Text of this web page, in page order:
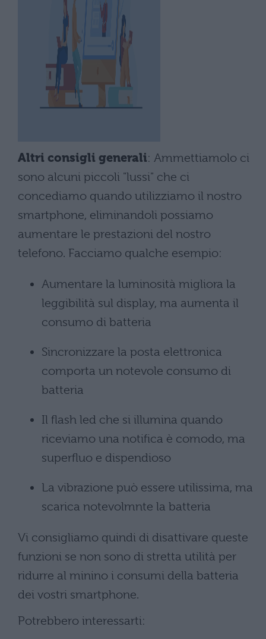
Altri consigli generali: Ammettiamolo ci
sono alcuni piccoli "lussi" che ci
concediamo quando utilizziamo il nostro
smartphone, eliminandoli possiamo
aumentare le prestazioni del nostro
telefono. Facciamo qualche esempio:
Aumentare la luminosità migliora la
leggibilità sul display, ma aumenta il
consumo di batteria
Sincronizzare la posta elettronica
comporta un notevole consumo di
batteria
Il flash led che si illumina quando
riceviamo una notifica è comodo, ma
superfluo e dispendioso
La vibrazione può essere utilissima, ma
scarica notevolmnte la batteria
Vi consigliamo quindi di disattivare queste
funzioni se non sono di stretta utilità per
ridurre al minino i consumi della batteria
dei vostri smartphone.
Potrebbero interessarti: